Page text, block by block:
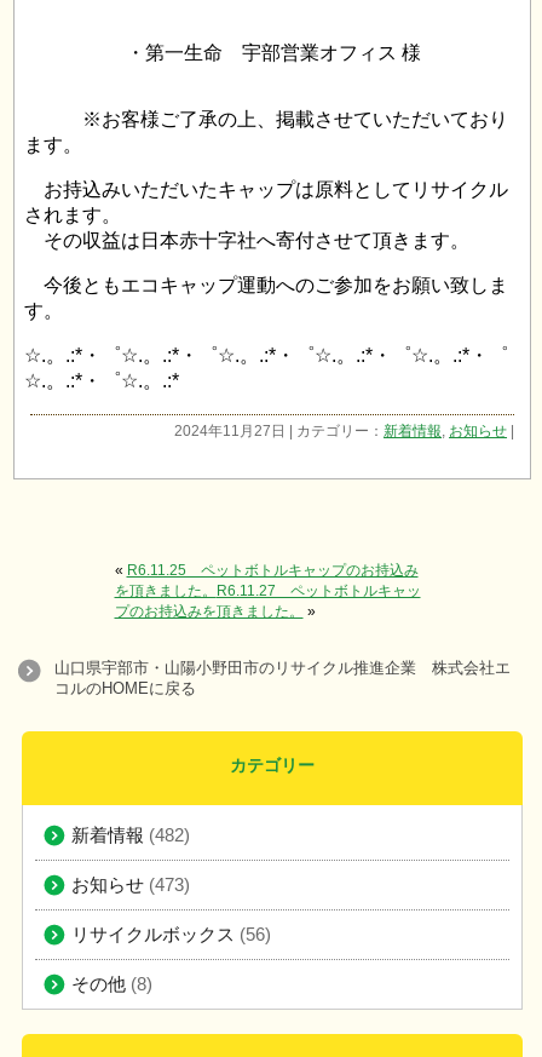
・第一生命 宇部営業オフィス 様
※お客様ご了承の上、掲載させていただいており
ます。
お持込みいただいたキャップは原料としてリサイクル
されます。
その収益は日本赤十字社へ寄付させて頂きます。
今後ともエコキャップ運動へのご参加をお願い致しま
す。
☆.。.:*・゜☆.。.:*・゜☆.。.:*・゜☆.。.:*・゜☆.。.:*・゜
☆.。.:*・゜☆.。.:*
2024年11月27日 | カテゴリー：新着情報 お知らせ |
« R6.11.25 ペットボトルキャップのお持込み
を頂きました。
R6.11.27 ペットボトルキャッ
プのお持込みを頂きました。
»
山口県宇部市・山陽小野田市のリサイクル推進企業 株式会社エ
コルのHOMEに戻る
カテゴリー
新着情報 (482)
お知らせ (473)
リサイクルボックス (56)
その他 (8)